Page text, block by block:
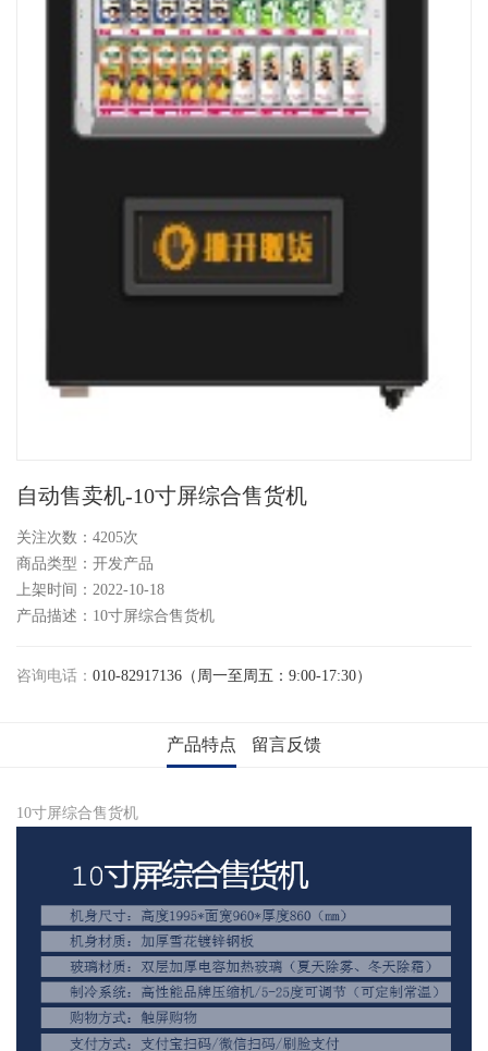
自动售卖机-10寸屏综合售货机
关注次数： 4205次
商品类型：开发产品
上架时间：2022-10-18
产品描述：10寸屏综合售货机
咨询电话： 010-82917136（周一至周五：9:00-17:30）
产品特点 留言反馈
10寸屏综合售货机